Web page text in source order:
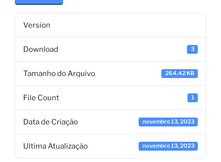
Version
Download 3
Tamanho do Arquivo 264.42 KB
File Count 1
Data de Criação novembro 13, 2023
Ultima Atualização novembro 13, 2023